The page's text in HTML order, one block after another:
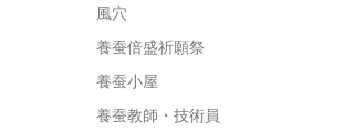
風穴
養蚕倍盛祈願祭
養蚕小屋
養蚕教師・技術員